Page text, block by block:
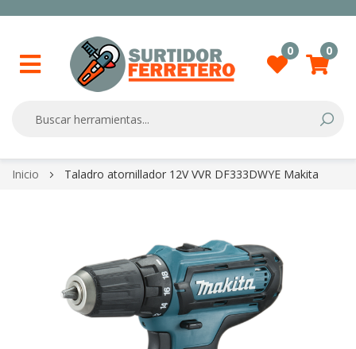
0 0
Skip
Inicio Taladro atornillador 12V VVR DF333DWYE Makita